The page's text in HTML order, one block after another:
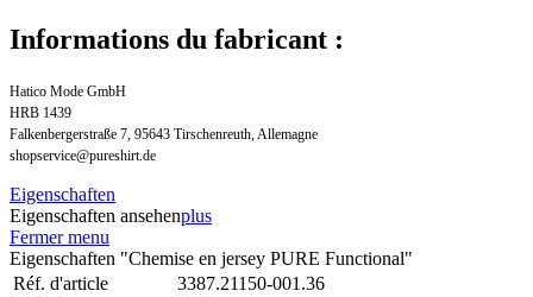
Informations du fabricant :
Hatico Mode GmbH
HRB 1439
Falkenbergerstraße 7, 95643 Tirschenreuth, Allemagne
shopservice@pureshirt.de
Eigenschaften
Eigenschaften ansehenplus
Fermer menu
Eigenschaften "Chemise en jersey PURE Functional"
Réf. d'article
3387.21150-001.36